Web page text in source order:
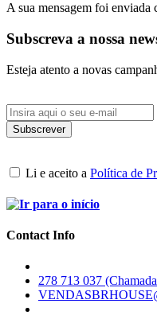
A sua mensagem foi enviada
Subscreva a nossa
Esteja atento a novas
Li e aceito a Política de
Contact Info
278 713 037